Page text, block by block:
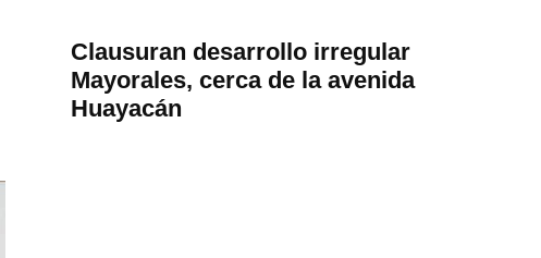
Clausuran desarrollo irregular
Mayorales, cerca de la avenida
Huayacán